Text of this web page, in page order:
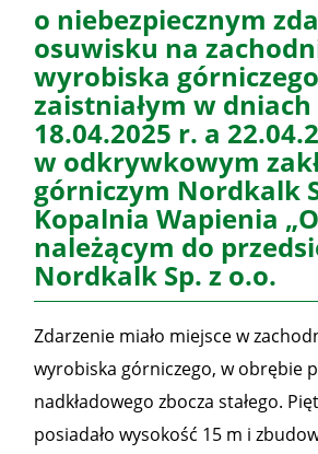
o niebezpiecznym
osuwisku na
wyrobiska
zaistniałym w
18.04.2025 r. a
w odkrywkowym
górniczym Nordkalk
Kopalnia Wapienia
należącym do
Nordkalk Sp. z o.o.
Zdarzenie miało miejsce w
wyrobiska górniczego, w obrębie
nadkładowego zbocza stałego.
posiadało wysokość 15 m i